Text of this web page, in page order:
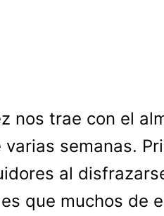
nos trae con el
varias semanas.
al
que muchos de